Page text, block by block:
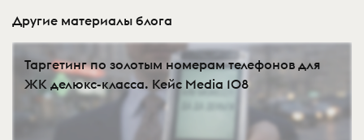
Другие материалы блога
Таргетинг по золотым номерам телефонов для
ЖК делюкс-класса. Кейс Media 108